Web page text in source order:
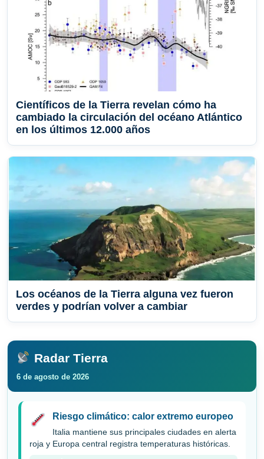
Científicos de la Tierra revelan cómo ha
cambiado la circulación del océano Atlántico
en los últimos 12.000 años
Los océanos de la Tierra alguna vez fueron
verdes y podrían volver a cambiar
Radar Tierra
6 de agosto de 2026
Riesgo climático: calor extremo europeo
Italia mantiene sus principales ciudades en alerta
roja y Europa central registra temperaturas históricas.